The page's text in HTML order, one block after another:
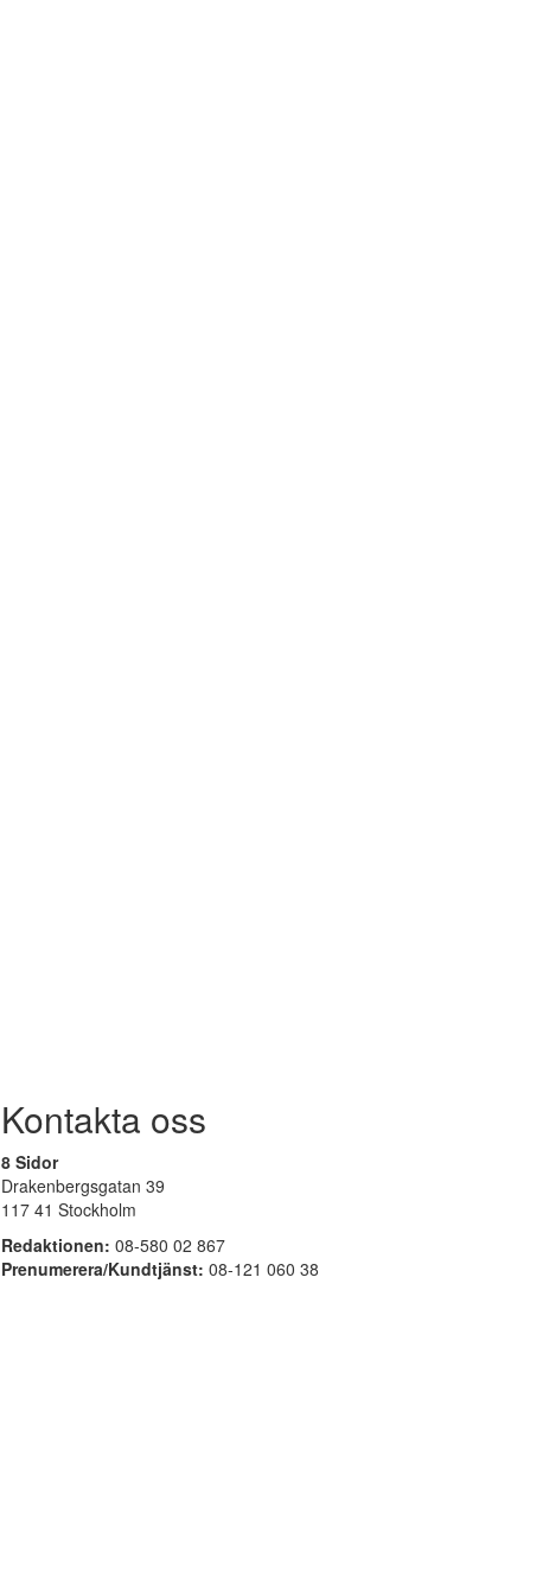
Kontakta oss
8 Sidor
Drakenbergsgatan 39
117 41 Stockholm
Redaktionen: 08-580 02 867
Prenumerera/Kundtjänst: 08-121 060 38